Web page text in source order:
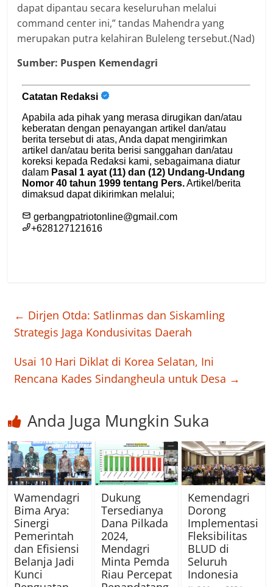
dapat dipantau secara keseluruhan melalui
command center ini,” tandas Mahendra yang
merupakan putra kelahiran Buleleng tersebut.(Nad)
Sumber: Puspen Kemendagri
← Dirjen Otda: Satlinmas dan Siskamling
Strategis Jaga Kondusivitas Daerah
Usai 10 Hari Diklat di Korea Selatan, Ini
Rencana Kades Sindangheula untuk Desa →
Anda Juga Mungkin Suka
Wamendagri
Bima Arya:
Sinergi
Pemerintah
dan Efisiensi
Belanja Jadi
Kunci
Dukung
Tersedianya
Dana Pilkada
2024,
Mendagri
Minta Pemda
Riau Percepat
Kemendagri
Dorong
Implementasi
Fleksibilitas
BLUD di
Seluruh
Indonesia